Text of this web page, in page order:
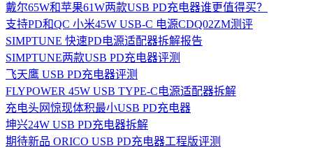
戴尔65W和苹果61W两款USB PD充电器谁更值得买？
支持PD和QC 小米45W USB-C 电源CDQ02ZM测评
SIMPTUNE 快速PD电源适配器拆解报告
SIMPTUNE两款USB PD充电器评测
飞天鹰 USB PD充电器评测
FLYPOWER 45W USB TYPE-C电源适配器拆解
充电头网惊现体积最小USB PD充电器
坤兴24W USB PD充电器拆解
期待新品 ORICO USB PD充电器工程版评测